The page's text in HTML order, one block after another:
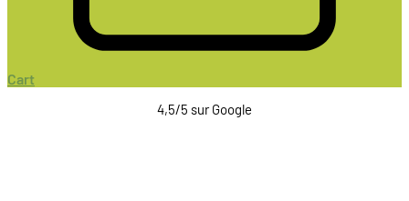
Cart
4,5/5 sur Google